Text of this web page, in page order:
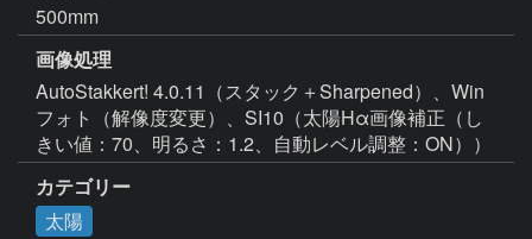
500mm
画像処理
AutoStakkert! 4.0.11（スタック＋Sharpened）、Win
フォト（解像度変更）、SI10（太陽Hα画像補正（し
きい値：70、明るさ：1.2、自動レベル調整：ON））
カテゴリー
太陽